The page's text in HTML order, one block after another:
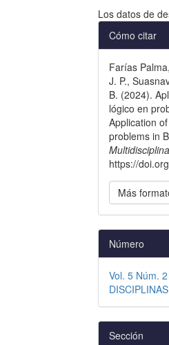
Los datos de
del
artículo
Cómo citar
Farías
J. P.,
B. (2024).
lógico en
Application
problems in
https://
Más
Número
Vol. 5 Núm.
Sección